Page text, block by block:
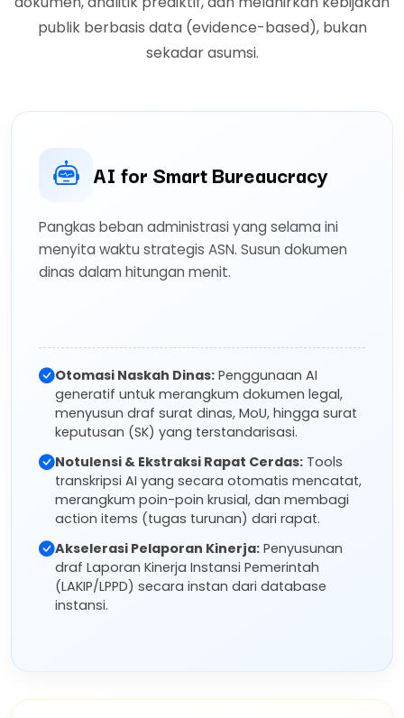
publik berbasis data (evidence-based), bukan
sekadar asumsi.
AI for Smart Bureaucracy
Pangkas beban administrasi yang selama ini
menyita waktu strategis ASN. Susun dokumen
dinas dalam hitungan menit.
Otomasi Naskah Dinas: Penggunaan AI
generatif untuk merangkum dokumen legal,
menyusun draf surat dinas, MoU, hingga surat
keputusan (SK) yang terstandarisasi.
Notulensi & Ekstraksi Rapat Cerdas: Tools
transkripsi AI yang secara otomatis mencatat,
merangkum poin-poin krusial, dan membagi
action items (tugas turunan) dari rapat.
Akselerasi Pelaporan Kinerja: Penyusunan
draf Laporan Kinerja Instansi Pemerintah
(LAKIP/LPPD) secara instan dari database
instansi.